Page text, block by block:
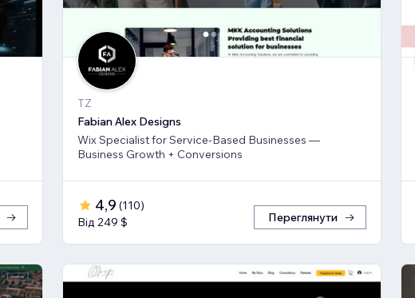
TZ
Fabian Alex Designs
Wix Specialist for Service-Based Businesses —
Business Growth + Conversions
4,9 (110)
Від 249 $
Переглянути